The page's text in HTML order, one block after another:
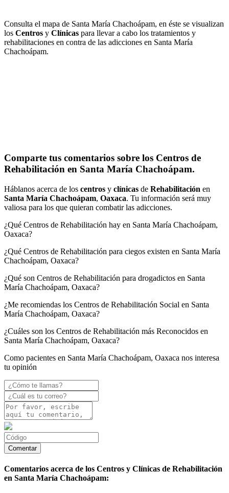
Consulta el mapa de Santa María Chachoápam, en éste se visualizan
los Centros y Clínicas para llevar a cabo los tratamientos y
rehabilitaciones en contra de las adicciones en Santa María
Chachoápam.
Comparte tus comentarios sobre los Centros de
Rehabilitación en Santa María Chachoápam.
Háblanos acerca de los centros y clínicas de Rehabilitación en
Santa María Chachoápam, Oaxaca. Tu información será muy
valiosa para los que quieran combatir las adicciones.
¿Qué Centros de Rehabilitación hay en Santa María Chachoápam,
Oaxaca?
¿Qué Centros de Rehabilitación para ciegos existen en Santa María
Chachoápam, Oaxaca?
¿Qué son Centros de Rehabilitación para drogadictos en Santa
María Chachoápam, Oaxaca?
¿Me recomiendas los Centros de Rehabilitación Social en Santa
María Chachoápam, Oaxaca?
¿Cuáles son los Centros de Rehabilitación más Reconocidos en
Santa María Chachoápam, Oaxaca?
Como pacientes en Santa María Chachoápam, Oaxaca nos interesa
tu opinión
Comentarios acerca de los Centros y Clínicas de Rehabilitación
en Santa María Chachoápam: